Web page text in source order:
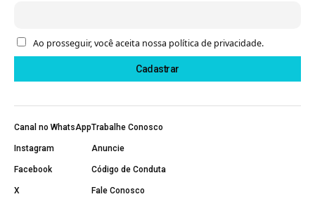
Ao prosseguir, você aceita nossa política de privacidade.
Canal no WhatsApp
Instagram
Facebook
X
Trabalhe Conosco
Anuncie
Código de Conduta
Fale Conosco